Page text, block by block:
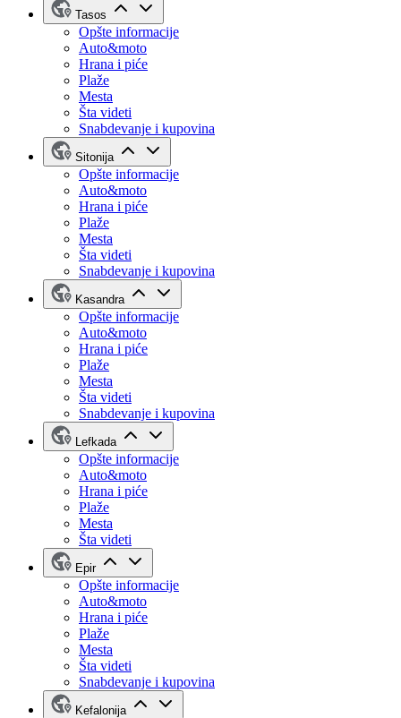
Tasos
Opšte informacije
Auto&moto
Hrana i piće
Plaže
Mesta
Šta videti
Snabdevanje i kupovina
Sitonija
Opšte informacije
Auto&moto
Hrana i piće
Plaže
Mesta
Šta videti
Snabdevanje i kupovina
Kasandra
Opšte informacije
Auto&moto
Hrana i piće
Plaže
Mesta
Šta videti
Snabdevanje i kupovina
Lefkada
Opšte informacije
Auto&moto
Hrana i piće
Plaže
Mesta
Šta videti
Epir
Opšte informacije
Auto&moto
Hrana i piće
Plaže
Mesta
Šta videti
Snabdevanje i kupovina
Kefalonija